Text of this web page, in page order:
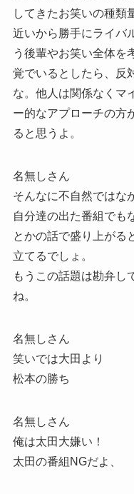
してきたお笑いの種類
近いから勝手にライバ
う後輩やお笑い全体を
覚でいるとしたら、反
な。他人は関係なくマ
ー的なアプローチの方
ると思うよ。
名無しさん
そんなに不自然ではな
自分達の出た番組でも
とかの話で盛り上がる
立てるでしょ。
もうこの話題は勘弁し
ね。
名無しさん
笑いでは大田より
松本の勝ち
名無しさん
俺は太田大嫌い！
太田の番組NGだよ、